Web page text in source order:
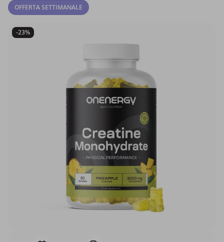
OFFERTA SETTIMANALE
-23%